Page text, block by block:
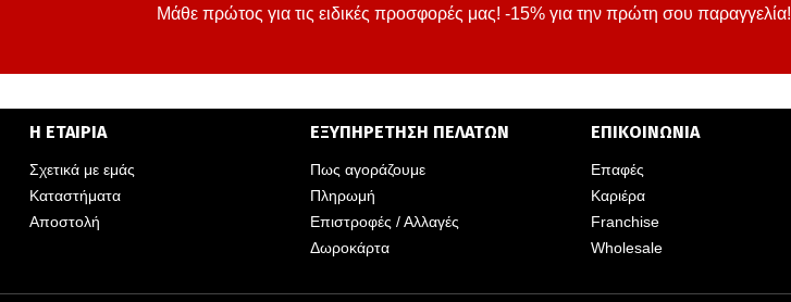
Μάθε πρώτος για τις ειδικές προσφορές μας! -15% για την πρώτη σου παραγγελία!
Η ΕΤΑΙΡΙΑ
Σχετικά με εμάς
Καταστήματα
Αποστολή
ΕΞΥΠΗΡΕΤΗΣΗ ΠΕΛΑΤΩΝ
Πως αγοράζουμε
Πληρωμή
Επιστροφές / Αλλαγές
Δωροκάρτα
ΕΠΙΚΟΙΝΩΝΙΑ
Επαφές
Καριέρα
Franchise
Wholesale